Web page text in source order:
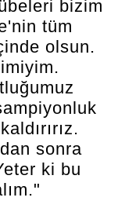
bizim
tüm
olsun.
sonra
ki bu